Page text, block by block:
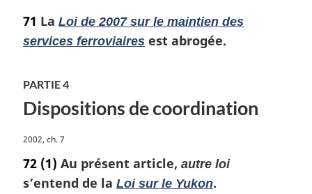
71 La Loi de 2007 sur le maintien des
services ferroviaires est abrogée.
PARTIE 4
Dispositions de coordination
N
t
e
2002, ch. 7
72 (1) Au présent article, autre loi
s’entend de la Loi sur le Yukon.